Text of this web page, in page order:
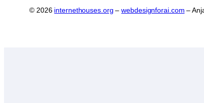
© 2026 internethouses.org –webdesignforai.com –